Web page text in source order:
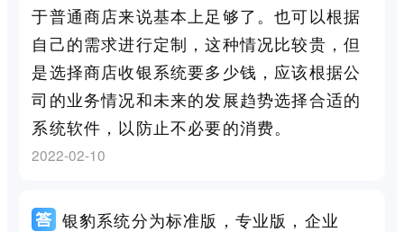
于普通商店来说基本上足够了。也可以根据
自己的需求进行定制，这种情况比较贵，但
是选择商店收银系统要多少钱，应该根据公
司的业务情况和未来的发展趋势选择合适的
系统软件，以防止不必要的消费。
2022-02-10
银豹系统分为标准版，专业版，企业